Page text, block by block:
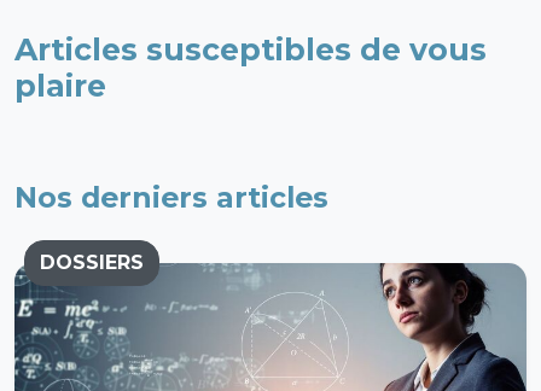
Articles susceptibles de vous
plaire
Nos derniers articles
DOSSIERS